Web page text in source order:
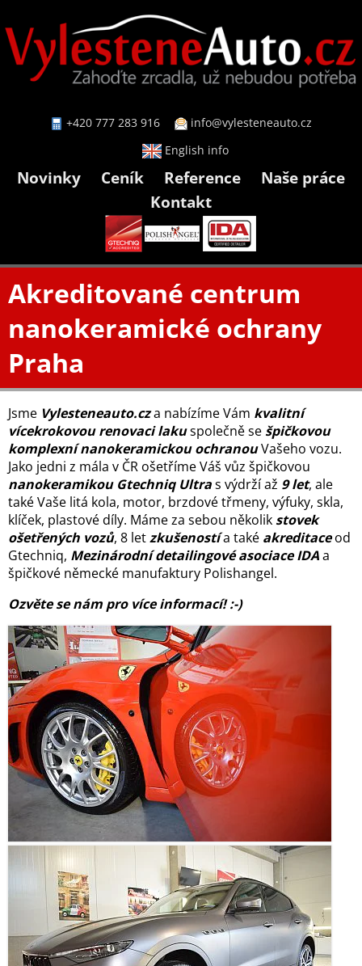
+420 777 283 916
info@vylesteneauto.cz
English info
Novinky Ceník Reference
Naše práce
Kontakt
Akreditované centrum
nanokeramické ochrany
Praha
Jsme Vylesteneauto.cza nabízíme Vám kvalitní
vícekrokovou renovaci lakuspolečně se špičkovou
komplexní nanokeramickou ochranouVašeho vozu.
Jako jedni z mála v ČR ošetříme Váš vůz špičkovou
nanokeramikou Gtechniq Ultras výdrží až 9 let, ale
také Vaše litá kola, motor, brzdové třmeny, výfuky, skla,
klíček, plastové díly. Máme za sebou několik stovek
ošetřených vozů, 8 letzkušenostía také akreditaceod
Gtechniq, Mezinárodní detailingové asociace IDAa
špičkové německé manufaktury Polishangel.
Ozvěte se nám pro více informací! :-)